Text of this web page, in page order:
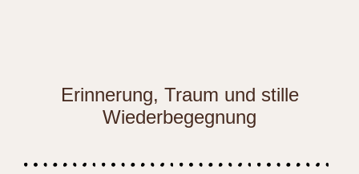
Erinnerung, Traum und stille
Wiederbegegnung